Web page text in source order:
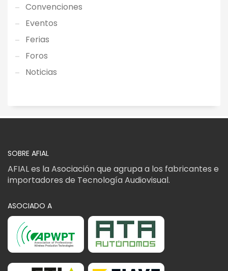
Convenciones
Eventos
Ferias
Foros
Noticias
SOBRE AFIAL
AFIAL es la Asociación que agrupa a los fabricantes e
importadores de Tecnología Audiovisual.
ASOCIADO A